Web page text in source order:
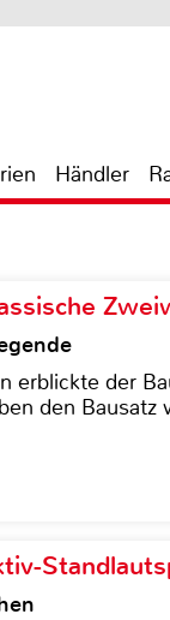
Händler
erblickte der
den Bausatz